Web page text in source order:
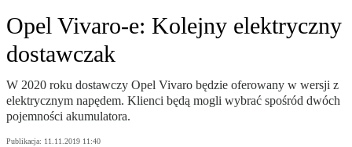
Opel Vivaro-e: Kolejny elektryczny
dostawczak
W 2020 roku dostawczy Opel Vivaro będzie oferowany w wersji z
elektrycznym napędem. Klienci będą mogli wybrać spośród dwóch
pojemności akumulatora.
Publikacja: 11.11.2019 11:40